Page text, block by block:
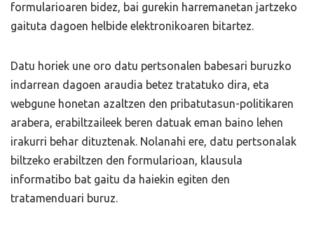
formularioaren bidez, bai gurekin harremanetan jartzeko
gaituta dagoen helbide elektronikoaren bitartez.
Datu horiek une oro datu pertsonalen babesari buruzko
indarrean dagoen araudia betez tratatuko dira, eta
webgune honetan azaltzen den pribatutasun-politikaren
arabera, erabiltzaileek beren datuak eman baino lehen
irakurri behar dituztenak. Nolanahi ere, datu pertsonalak
biltzeko erabiltzen den formularioan, klausula
informatibo bat gaitu da haiekin egiten den
tratamenduari buruz.